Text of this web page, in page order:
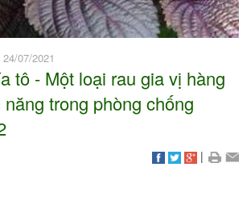
07/2021
tô - Một loại rau gia vị hàng
trong phòng chống
|